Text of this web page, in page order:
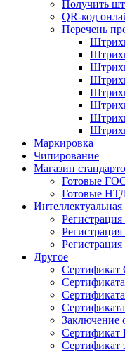
Получить
QR-код
Перечень
Маркировка
Чипирование
Магазин
Готовые
Готовые
Интеллектуальная
Регистрация
Регистрация
Другое
Сертификат
Заключение
Сертификат
Сертификат